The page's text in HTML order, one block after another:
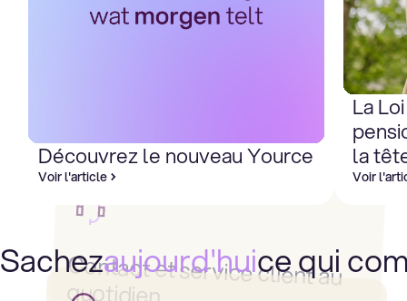
Contact et service client au
quotidien
Découvrez le nouveau Yource
Voir l'article
La
la
Voir
Sachezaujourd'huice qui